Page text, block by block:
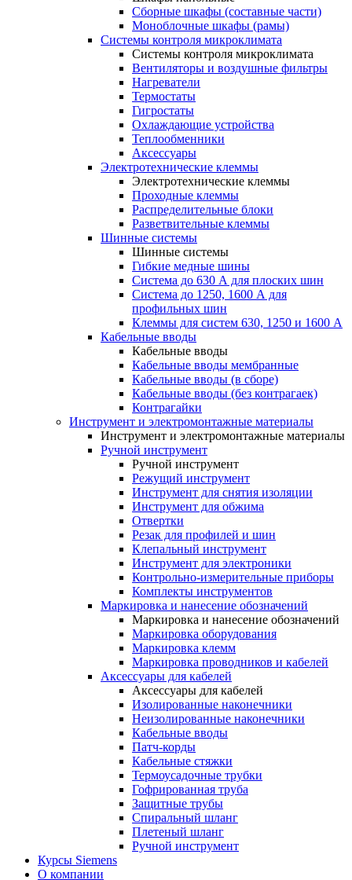
Сборные шкафы (составные части)
Моноблочные шкафы (рамы)
Системы контроля микроклимата
Системы контроля микроклимата
Вентиляторы и воздушные фильтры
Нагреватели
Термостаты
Гигростаты
Охлаждающие устройства
Теплообменники
Аксессуары
Электротехнические клеммы
Электротехнические клеммы
Проходные клеммы
Распределительные блоки
Разветвительные клеммы
Шинные системы
Шинные системы
Гибкие медные шины
Система до 630 А для плоских шин
Система до 1250, 1600 А для
профильных шин
Клеммы для систем 630, 1250 и 1600 А
Кабельные вводы
Кабельные вводы
Кабельные вводы мембранные
Кабельные вводы (в сборе)
Кабельные вводы (без контрагаек)
Контрагайки
Инструмент и электромонтажные материалы
Инструмент и электромонтажные материалы
Ручной инструмент
Ручной инструмент
Режущий инструмент
Инструмент для снятия изоляции
Инструмент для обжима
Отвертки
Резак для профилей и шин
Клепальный инструмент
Инструмент для электроники
Контрольно-измерительные приборы
Комплекты инструментов
Маркировка и нанесение обозначений
Маркировка и нанесение обозначений
Маркировка оборудования
Маркировка клемм
Маркировка проводников и кабелей
Аксессуары для кабелей
Аксессуары для кабелей
Изолированные наконечники
Неизолированные наконечники
Кабельные вводы
Патч-корды
Кабельные стяжки
Термоусадочные трубки
Гофрированная труба
Защитные трубы
Спиральный шланг
Плетеный шланг
Ручной инструмент
Курсы Siemens
О компании